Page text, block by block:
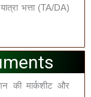
भत्ता (TA/DA)
की मार्कशीट और